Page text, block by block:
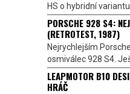
HS o hybridní variantu
PORSCHE 928 S4:
(RETROTEST, 1987)
Nejrychlejším
osmiválec 928 S4.
LEAPMOTOR B10
HRÁČ